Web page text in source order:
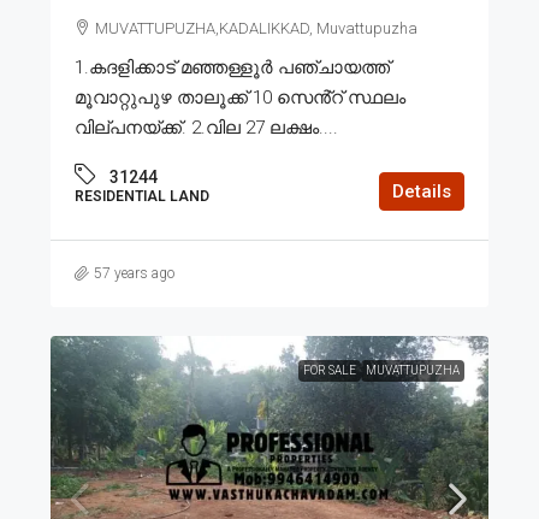
MUVATTUPUZHA,KADALIKKAD, Muvattupuzha
1.കദളിക്കാട് മഞ്ഞള്ളൂർ പഞ്ചായത്ത്
മൂവാറ്റുപുഴ താലൂക്ക് 10 സെൻ്റ് സ്ഥലം
വില്പനയ്ക്ക്. 2.വില 27 ലക്ഷം....
31244
RESIDENTIAL LAND Details
57 years ago
FOR SALE MUVATTUPUZHA